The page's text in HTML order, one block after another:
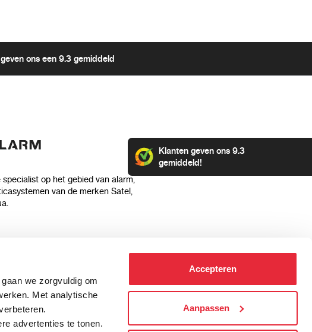
we zorgvuldig om
Met analytische
advertenties te tonen.
Accepteren
Aanpassen
ons een 9.3 gemiddeld
specialist op het gebied van alarm,
van de merken Satel,
Klanten geven ons 9.3
gemiddeld!
Verzending & bezorging
Aansluit instructies
Categorieën
Alarmsystemen
Beveiligingscamera's
IP camera's
Hikvision camera's